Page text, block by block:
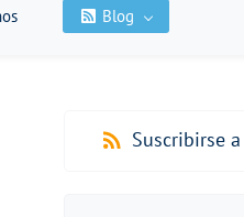
Blog
Suscribirse